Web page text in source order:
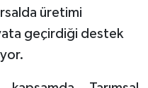
üretimi
geçirdiği destek